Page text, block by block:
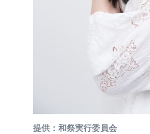
提供：和祭実行委員会